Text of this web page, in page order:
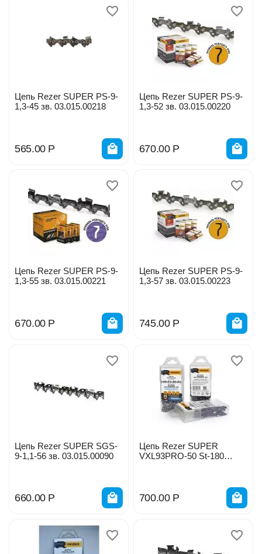
Цепь Rezer SUPER PS-9-
1,3-45 зв. 03.015.00218
565.00 Р
Цепь Rezer SUPER PS-9-
1,3-52 зв. 03.015.00220
670.00 Р
Цепь Rezer SUPER PS-9-
1,3-55 зв. 03.015.00221
670.00 Р
Цепь Rezer SUPER PS-9-
1,3-57 зв. 03.015.00223
745.00 Р
Цепь Rezer SUPER SGS-
9-1,1-56 зв. 03.015.00090
660.00 Р
Цепь Rezer SUPER
VXL93PRO-50 St-180
700.00 Р